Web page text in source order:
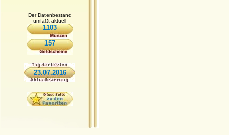
Der Datenbestand
umfaßt aktuell
1103
157
23.07.2016